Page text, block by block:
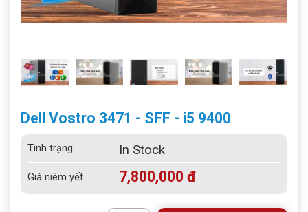
Dell Vostro 3471 - SFF - i5 9400
Tình trạng In Stock
Giá niêm yết 7,800,000 đ